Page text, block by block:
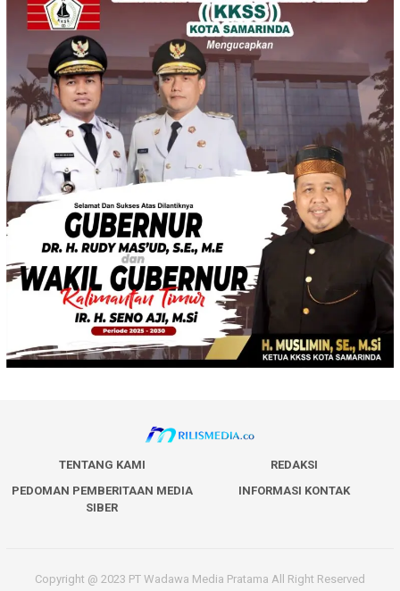
TENTANG KAMI
REDAKSI
PEDOMAN PEMBERITAAN MEDIA
SIBER
INFORMASI KONTAK
Copyright @ 2023 PT Wadawa Media Pratama All Right Reserved